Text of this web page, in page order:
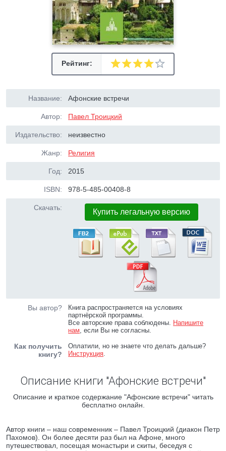
Рейтинг:
Название: Афонские встречи
Автор: Павел Троицкий
Издательство: неизвестно
Жанр: Религия
Год: 2015
ISBN: 978-5-485-00408-8
Скачать: Купить легальную версию
Вы автор?
Книга распространяется на условиях
партнёрской программы.
Все авторские права соблюдены. Напишите
нам, если Вы не согласны.
Как получить
книгу?
Оплатили, но не знаете что делать дальше?
Инструкция.
Описание книги "Афонские встречи"
Описание и краткое содержание "Афонские встречи" читать
бесплатно онлайн.
Автор книги – наш современник – Павел Троицкий (диакон Петр
Пахомов). Он более десяти раз был на Афоне, много
путешествовал, посещая монастыри и скиты, беседуя с